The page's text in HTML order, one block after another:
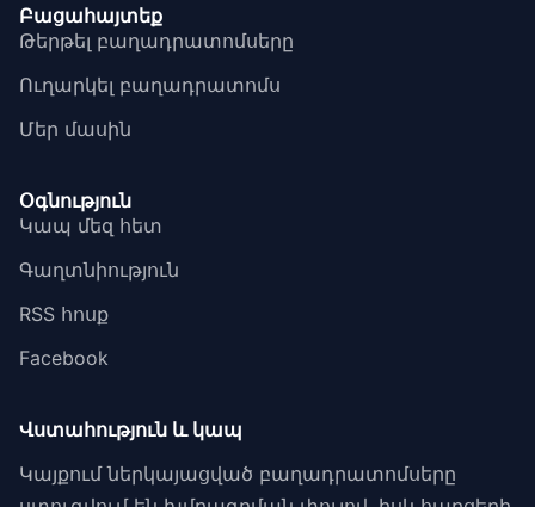
Բացահայտեք
Թերթել բաղադրատոմսերը
Ուղարկել բաղադրատոմս
Մեր մասին
Օգնություն
Կապ մեզ հետ
Գաղտնիություն
RSS հոսք
Facebook
Վստահություն և կապ
Կայքում ներկայացված բաղադրատոմսերը